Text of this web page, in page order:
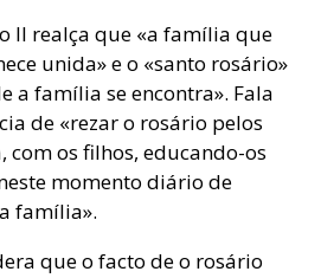
II realça que «a família que
unida» e o «santo rosário»
a família se encontra». Fala
de «rezar o rosário pelos
com os filhos, educando-os
momento diário de
família».
que o facto de o rosário